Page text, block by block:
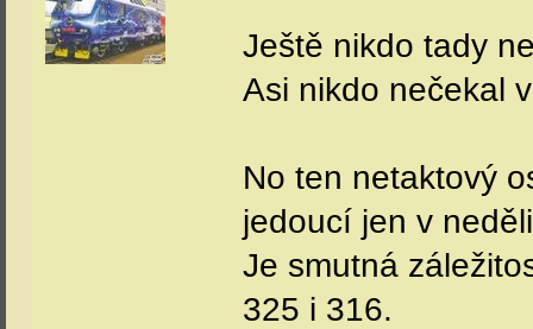
Ještě nikdo tady
Asi nikdo nečekal
No ten netaktový
jedoucí jen v
Je smutná
325 i 316.